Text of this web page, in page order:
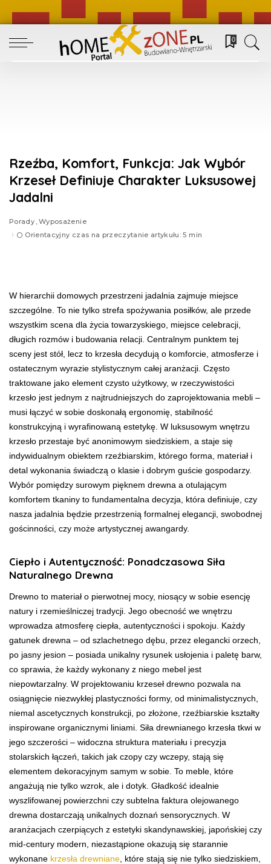
0
Rzeźba, Komfort, Funkcja: Jak Wybór
Krzeseł Definiuje Charakter Luksusowej
Jadalni
Porady Wyposażenie
Orientacyjny czas na przeczytanie artykułu: 5 min
W hierarchii domowych przestrzeni jadalnia zajmuje miejsce
szczególne. To nie tylko strefa spożywania posiłków, ale przede
wszystkim scena dla życia towarzyskiego, miejsce celebracji,
długich rozmów i budowania relacji. Centralnym punktem tej
sceny jest stół, lecz to krzesła decydują o komforcie, atmosferze i
ostatecznym wyrazie stylistycznym całej aranżacji. Często
traktowane jako element czysto użytkowy, w rzeczywistości
krzesło jest jednym z najtrudniejszych do zaprojektowania mebli –
musi łączyć w sobie doskonałą ergonomię, stabilność
konstrukcyjną i wyrafinowaną estetykę. W luksusowym wnętrzu
krzesło przestaje być anonimowym siedziskiem, a staje się
indywidualnym obiektem rzeźbiarskim, którego forma, materiał i
detal wykonania świadczą o klasie i dobrym guście gospodarzy.
Wybór pomiędzy surowym pięknem drewna a otulającym
komfortem tkaniny to fundamentalna decyzja, która definiuje, czy
nasza jadalnia będzie przestrzenią formalnej elegancji, swobodnej
gościnności, czy może artystycznej awangardy.
Ciepło i Autentyczność: Ponadczasowa Siła
Naturalnego Drewna
Drewno to materiał o pierwotnej mocy, niosący w sobie esencję
natury i rzemieślniczej tradycji. Jego obecność we wnętrzu
wprowadza atmosferę ciepła, autentyczności i spokoju. Każdy
gatunek drewna – od szlachetnego dębu, przez elegancki orzech,
po jasny jesion – posiada unikalny rysunek usłojenia i paletę barw,
co sprawia, że każdy wykonany z niego mebel jest
niepowtarzalny. W projektowaniu krzeseł drewno pozwala na
osiągnięcie niezwykłej plastyczności formy, od minimalistycznych,
niemal ascetycznych konstrukcji, po złożone, rzeźbiarskie kształty
inspirowane organicznymi liniami. Siła drewnianego krzesła tkwi w
jego szczerości – widoczna struktura materiału i precyzja
stolarskich łączeń, takich jak czopy czy wczepy, stają się
elementem dekoracyjnym samym w sobie. To meble, które
angażują nie tylko wzrok, ale i dotyk. Gładkość idealnie
wyszlifowanej powierzchni czy subtelna faktura olejowanego
drewna dostarczają unikalnych doznań sensorycznych. W
aranżacjach czerpiących z estetyki skandynawskiej, japońskiej czy
mid-century modern, niezastąpione okazują się starannie
wykonane krzesła drewniane , które stają się nie tylko siedziskiem,